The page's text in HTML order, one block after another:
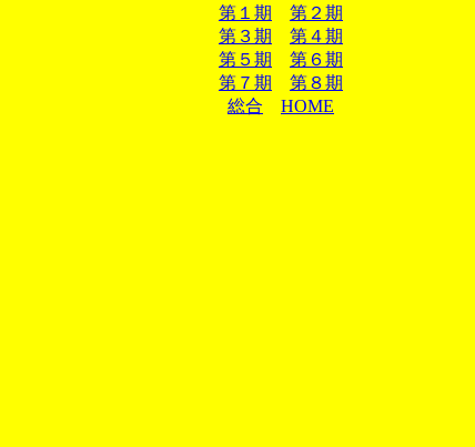
第１期
第２期
第３期
第４期
第５期
第６期
第７期
第８期
総合
HOME